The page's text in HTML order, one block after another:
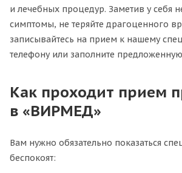
и лечебных процедур. Заметив у себя
симптомы, не теряйте драгоценного
записывайтесь на прием к нашему
телефону или заполните
Как проходит прием
в «ВИРМЕД»
Вам нужно обязательно показаться
беспокоят: